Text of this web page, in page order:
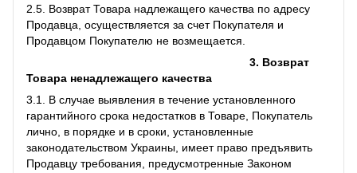
2.5. Возврат Товара надлежащего качества по адресу
Продавца, осуществляется за счет Покупателя и
Продавцом Покупателю не возмещается.
3. Возврат
Товара ненадлежащего качества
3.1. В случае выявления в течение установленного
гарантийного срока недостатков в Товаре, Покупатель
лично, в порядке и в сроки, установленные
законодательством Украины, имеет право предъявить
Продавцу требования, предусмотренные Законом